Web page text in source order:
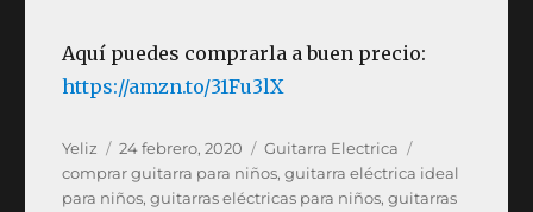
Aquí puedes comprarla a buen precio:
https://amzn.to/31Fu3lX
Autor
Yeliz
Publicado
el
24 febrero, 2020 Categorías
Guitarra Electrica
comprar guitarra para niños,guitarra eléctrica ideal
para niños,guitarras eléctricas para niños,guitarras